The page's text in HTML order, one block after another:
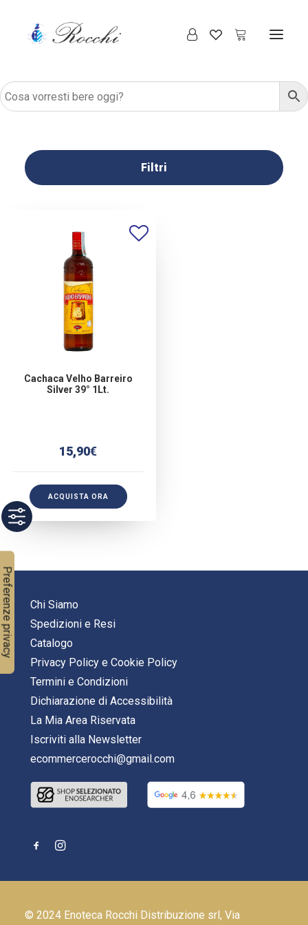
Filtri
Cachaca Velho Barreiro
Silver 39° 1Lt.
15,90€
ACQUISTA ORA
Chi Siamo
Spedizioni e Resi
Catalogo
Privacy Policy e Cookie Policy
Termini e Condizioni
Dichiarazione di Accessibilità
La Mia Area Riservata
Iscriviti alla Newsletter
ecommercerocchi@gmail.com
© 2024 Enoteca Rocchi Distribuzione srl, Via